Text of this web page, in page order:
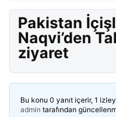
Pakistan
Naqvi’den
ziyaret
Bu konu 0 yanıt içerir, 1
admin tarafından